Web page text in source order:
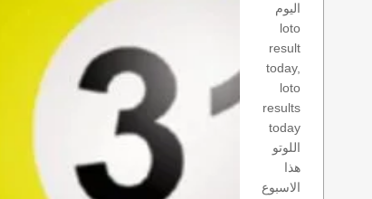
اليوم
loto
result
today,
loto
results
today
اللوتو
هذا
الاسبوع